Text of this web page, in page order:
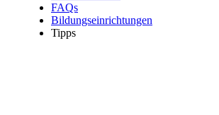
FAQs
Bildungseinrichtungen
Tipps